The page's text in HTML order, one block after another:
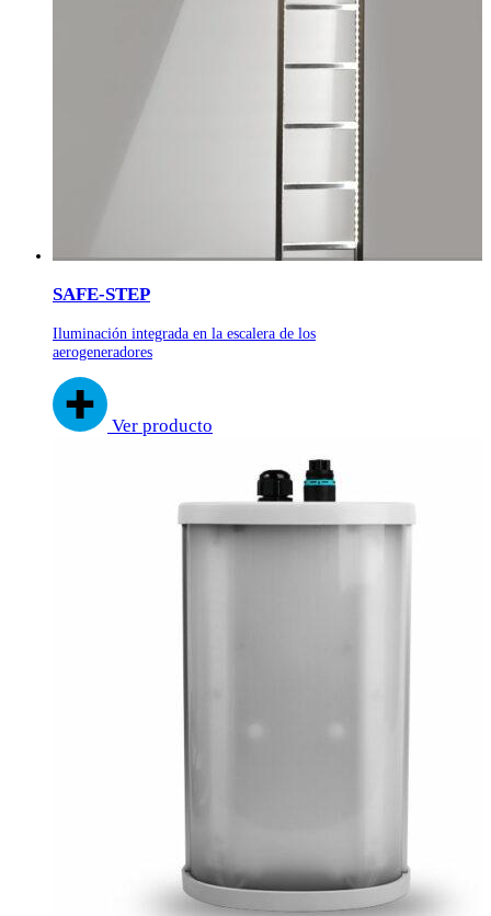
SAFE-STEP
Iluminación integrada en la escalera de los
aerogeneradores
Ver producto